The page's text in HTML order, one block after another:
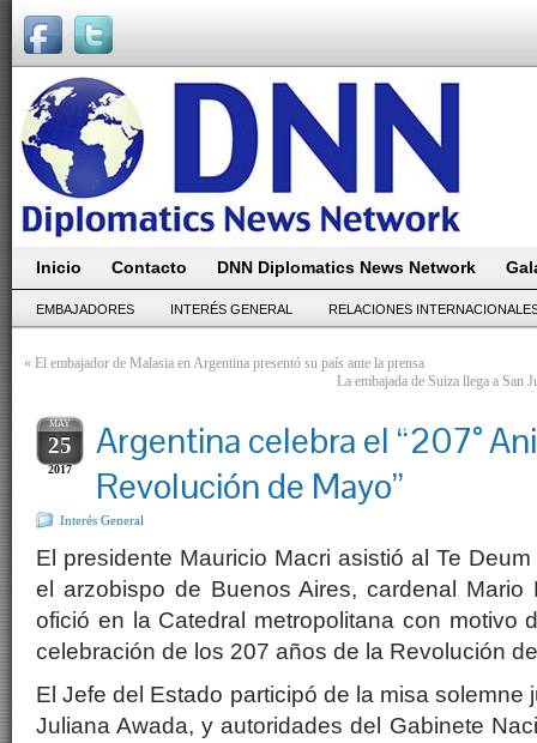
Inicio Contacto DNN Diplomatics News Network
EMBAJADORES INTERÉS GENERAL RELACIONES
« El embajador de Malasia en Argentina presentó su país ante la prensa
La embajada de Suiza llega a San
MAY
25
2017
Argentina celebra el “207°
Revolución de Mayo”
Interés General
El presidente Mauricio Macri asistió al Te
el arzobispo de Buenos Aires, cardenal Mario
ofició en la Catedral metropolitana con motivo
celebración de los 207 años de la Revolución
El Jefe del Estado participó de la misa solemne
Juliana Awada, y autoridades del Gabinete